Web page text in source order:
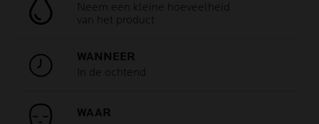
Neem een ​​kleine hoeveelheid
van het product
WANNEER
In de ochtend
WAAR